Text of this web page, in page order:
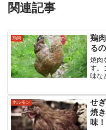
関連記事
鶏肉
鶏
る
焼肉
す。
味な
知識
る、
ホルモン
せ
焼
味！